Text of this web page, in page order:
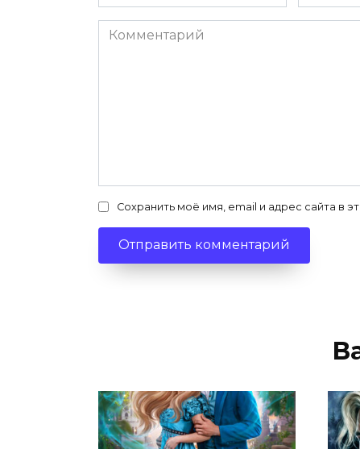
*
*
Комментарий
Сохранить моё имя, email и адрес сайта в